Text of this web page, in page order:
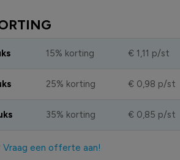
15% korting € 1,11 p/st
25% korting € 0,98 p/st
35% korting € 0,85 p/st
Vraag een offerte aan!